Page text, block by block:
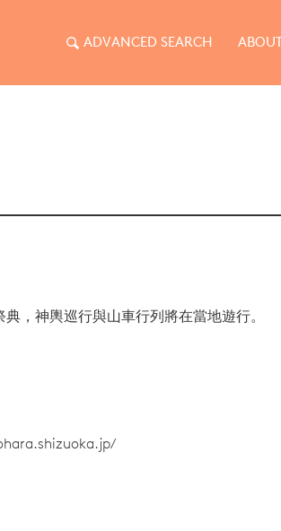
ADVANCED SEARCH ABOUT
，神輿巡行與山車行列將在當地遊行。